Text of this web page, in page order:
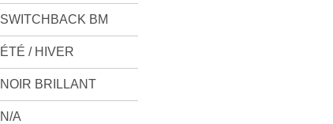
SWITCHBACK BM
ÉTÉ / HIVER
NOIR BRILLANT
N/A